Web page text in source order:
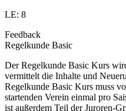
LE: 8
Feedback
Regelkunde Basic
Der Regelkunde Basic Kurs
vermittelt die Inhalte und
Regelkunde Basic Kurs muss
startenden Verein einmal pro
ist außerdem Teil der Juroren-